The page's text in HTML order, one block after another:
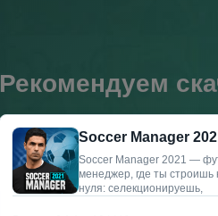
Рекомендуем
Soccer Manager 2021 —
менеджер, где ты строишь
нуля: селекционируешь,